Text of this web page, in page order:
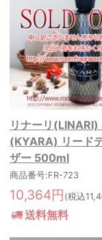
リナーリ(LINARI)
(KYARA) リード
ザー 500ml
商品番号:FR-723
10,364円 (税込
送料無料